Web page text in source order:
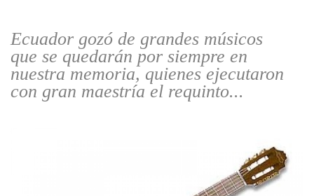
Ecuador gozó de grandes músicos
que se quedarán por siempre en
nuestra memoria, quienes ejecutaron
con gran maestría el requinto...